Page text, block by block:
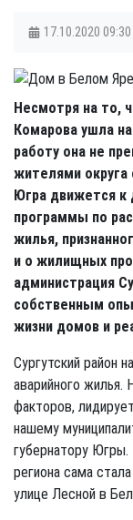
17.10.2020 09:30
Несмотря на то,
Комарова ушла
работу она не
жителями округа
Югра движется к
программы по
жилья,
и о жилищных
администрация
собственным
жизни домов и
Сургутский район
аварийного жилья.
факторов,
нашему
губернатору
региона сама
улице Лесной в